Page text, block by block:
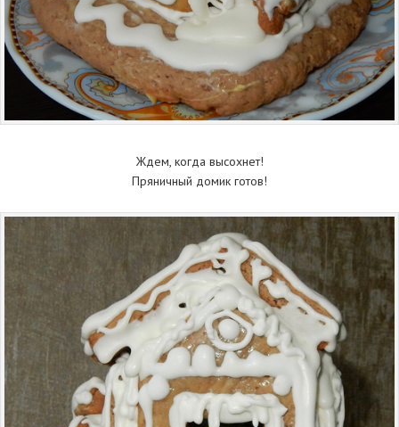
Ждем, когда высохнет!
Пряничный домик готов!